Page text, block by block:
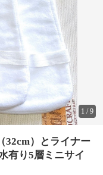
1 /9
32cm）とライナー
有り5層ミニサイ